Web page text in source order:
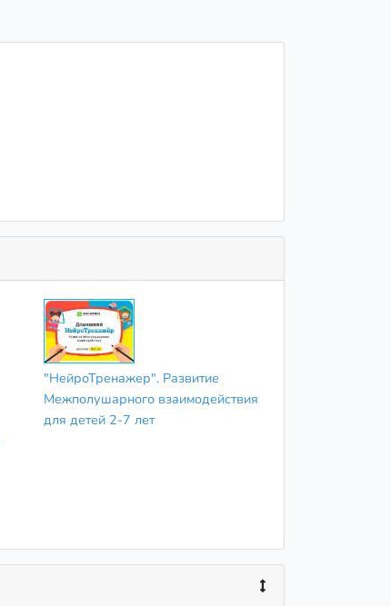
"НейроТренажер". Развитие
Межполушарного взаимодействия
для детей 2-7 лет